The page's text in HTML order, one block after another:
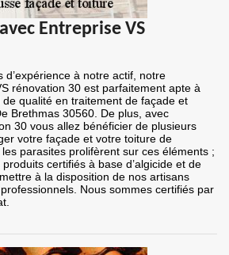
Entreprise VS
d’expérience à notre actif, notre
rénovation 30 est parfaitement apte à
qualité en traitement de façade et
Brethmas 30560. De plus, avec
30 vous allez bénéficier de plusieurs
votre façade et votre toiture de
les parasites prolifèrent sur ces éléments ;
certifiés à base d’algicide et de
à la disposition de nos artisans
Nous sommes certifiés par